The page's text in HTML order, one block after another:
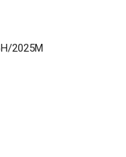
2025M